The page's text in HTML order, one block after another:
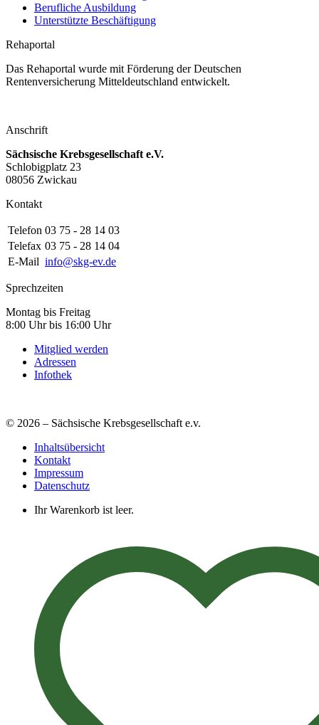
Berufliche Ausbildung
Unterstützte Beschäftigung
Rehaportal
Das Rehaportal wurde mit Förderung der Deutschen
Rentenversicherung Mitteldeutschland entwickelt.
Anschrift
Sächsische Krebsgesellschaft e.V.
Schlobigplatz 23
08056 Zwickau
Kontakt
Telefon 03 75 - 28 14 03
Telefax 03 75 - 28 14 04
E-Mail info@skg-ev.de
Sprechzeiten
Montag bis Freitag
8:00 Uhr bis 16:00 Uhr
Mitglied werden
Adressen
Infothek
© 2026 – Sächsische Krebsgesellschaft e.v.
Inhaltsübersicht
Kontakt
Impressum
Datenschutz
Ihr Warenkorb ist leer.